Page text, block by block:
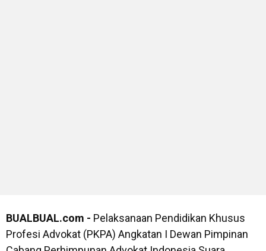
BUALBUAL.com - Pelaksanaan Pendidikan Khusus
Profesi Advokat (PKPA) Angkatan I Dewan Pimpinan